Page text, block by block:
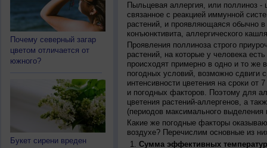
Почему северный загар
цветом отличается от
южного?
Букет сирени вреден
Пыльцевая аллергия, или поллиноз -
связанное с реакцией иммунной
растений, и проявляющаяся обычно
конъюнктивита, аллергического
Проявления поллиноза строго
растений, на которые у человека
происходят примерно в одно и то же
погодных условий, возможно сдвиги
интенсивности цветения на сроки от
и погодных факторов. Поэтому для
цветения растений-аллергенов, а
(периодов максимального
Какие же погодные факторы
воздухе? Перечислим основные из
Сумма эффективных